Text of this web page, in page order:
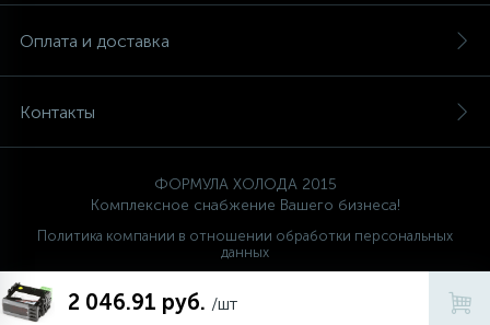
2 046.91 руб. /шт
Оплата и доставка
Контакты
ФОРМУЛА ХОЛОДА 2015
Комплексное снабжение Вашего бизнеса!
Политика компании в отношении обработки персональных
данных
FORMULA HOLODA